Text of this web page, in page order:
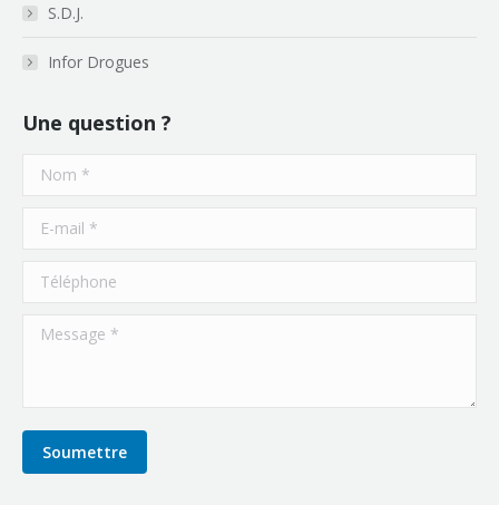
S.D.J.
Infor Drogues
Une question ?
Nom *
E-mail *
Téléphone
Message *
Soumettre